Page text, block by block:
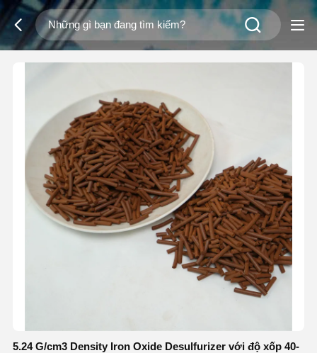
5.24 G/cm3 Density Iron Oxide Desulfurizer với độ xốp 40-